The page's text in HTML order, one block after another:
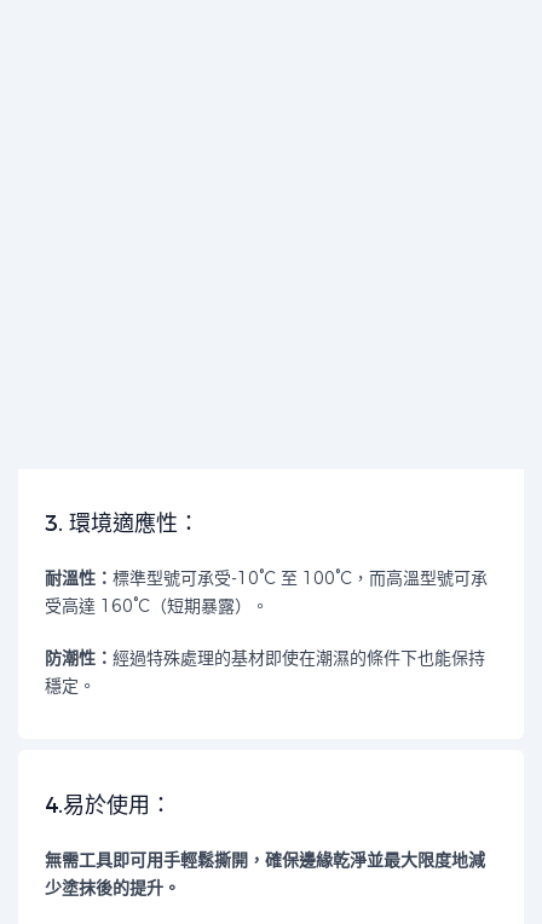
3. 環境適應性：
耐溫性：標準型號可承受-10°C 至 100°C，而高溫型號可承
受高達 160°C（短期暴露）。
防潮性：經過特殊處理的基材即使在潮濕的條件下也能保持
穩定。
4.易於使用：
無需工具即可用手輕鬆撕開，確保邊緣乾淨並最大限度地減
少塗抹後的提升。